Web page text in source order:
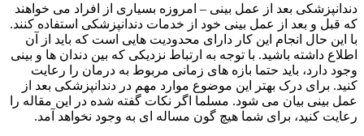
دندانپزشکی بعد از عمل بینی – امروزه بسیاری از افراد می خواهند
که قبل و بعد از عمل بینی خود از خدمات دندانپزشکی استفاده کنند.
با این حال انجام این کار دارای محدودیت هایی است که باید از آن
اطلاع داشته باشید. با توجه به ارتباط نزدیکی که بین دندان ها و بینی
وجود دارد، باید حتما بازه های زمانی مربوط به درمان را رعایت
کنید. برای درک بهتر این موضوع موارد مهم در دندانپزشکی بعد از
عمل بینی بیان می شود. مسلما اگر نکات گفته شده در این مقاله را
رعایت کنید، برای شما هیچ گون مساله ای به وجود نخواهد آمد.